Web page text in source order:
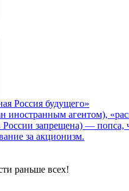
Россия будущего»
иностранным агентом),
России запрещена) —
за акционизм.
раньше всех!